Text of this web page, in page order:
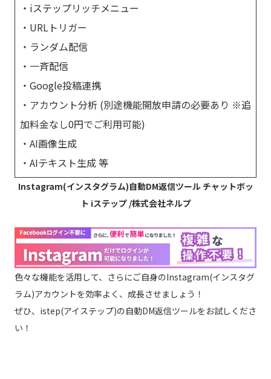
・iステップリッチメニュー
・URLトリガー
・ランダム配信
・一斉配信
・Google投稿連携
・アカウント分析 (別途機能開放申請の必要あり ※追
加料金なし0円でご利用可能)
・AI画像生成
・AIテキスト生成 等
Instagram(インスタグラム)自動DM返信ツール チャットボッ
ト iステップ /株式会社ネルプ
色々な機能を活用して、さらにご自身のInstagram(インスタグ
ラム)アカウントを効率よく、成長させましょう！
ぜひ、istep(アイステップ)の自動DM返信ツールをお試しくださ
い！